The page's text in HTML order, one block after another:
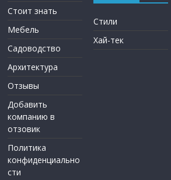
Стоит знать
Мебель
Садоводство
Архитектура
Отзывы
Добавить
компанию в
отзовик
Политика
конфиденциально
сти
Стили
Хай-тек